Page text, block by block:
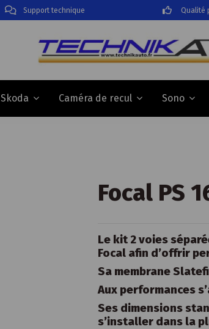
Support technique Qualité
Skoda Caméra de recul Sono
Focal PS
Le kit 2 voies
Focal afin d’offrir
Sa membrane
Aux performances
Ses dimensions
s’installer dans la